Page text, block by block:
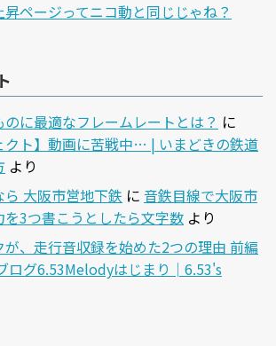
ページってニコ動と同じじゃね？
に最適なフレームレートとは？ に
クト】動画に苦戦中… | いまどきの鉄道
より
大阪市営地下鉄 に 音鉄目線で大阪市
を3つ書こうとしたら文字数 より
が、走行音収録を始めた2つの理由 前編
ログ6.53Melodyはじまり│6.53's